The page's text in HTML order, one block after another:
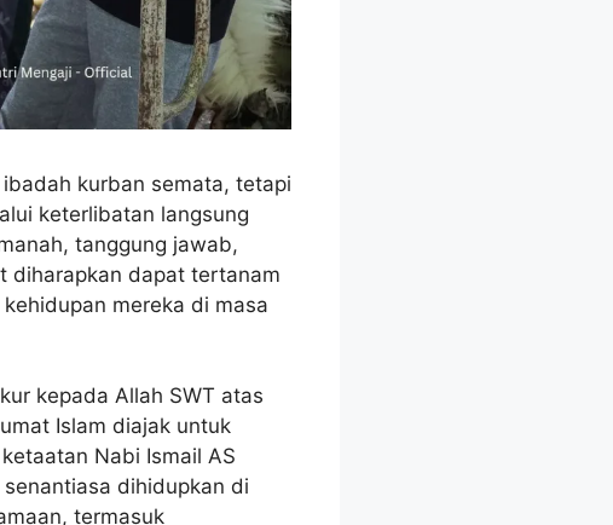
kurban semata, tetapi
keterlibatan langsung
tanggung jawab,
diharapkan dapat tertanam
mereka di masa
kepada Allah SWT atas
Islam diajak untuk
Nabi Ismail AS
dihidupkan di
termasuk